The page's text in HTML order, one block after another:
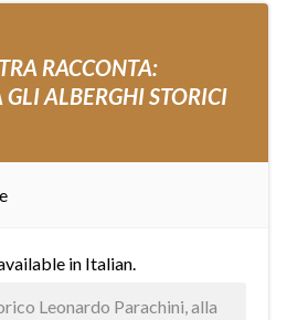
RACCONTA:
GLI ALBERGHI STORICI
in Italian.
Leonardo Parachini, alla